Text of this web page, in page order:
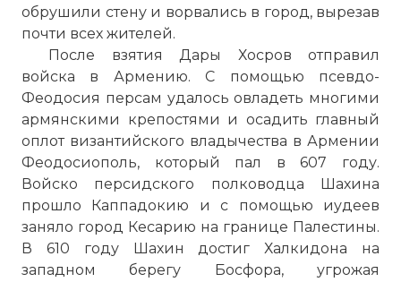
обрушили стену и ворвались в город, вырезав
почти всех жителей.
После взятия Дары Хосров отправил
войска в Армению. С помощью псевдо-
Феодосия персам удалось овладеть многими
армянскими крепостями и осадить главный
оплот византийского владычества в Армении
Феодосиополь, который пал в 607 году.
Войско персидского полководца Шахина
прошло Каппадокию и с помощью иудеев
заняло город Кесарию на границе Палестины.
В 610 году Шахин достиг Халкидона на
западном берегу Босфора, угрожая